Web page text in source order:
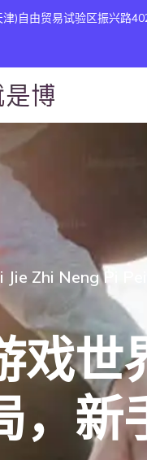
津)自由贸易试验区振兴路
Jie Zhi Neng Pi
戏世
，新